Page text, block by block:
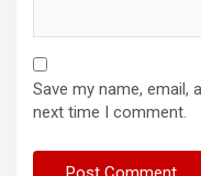
Save my name, email,
next time I comment.